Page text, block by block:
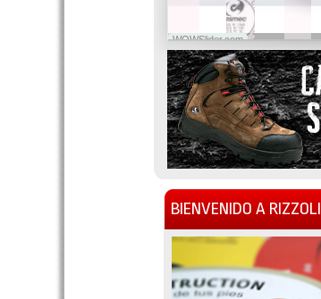
WOWSlider.com
BIENVENIDO A RIZZOLI